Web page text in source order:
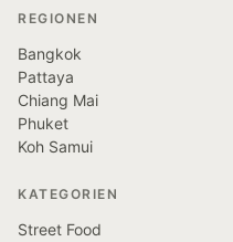
REGIONEN
Bangkok
Pattaya
Chiang Mai
Phuket
Koh Samui
KATEGORIEN
Street Food